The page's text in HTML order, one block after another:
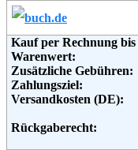
Soziale Kanäle:
Weiterführende
Informationen:
Kauf per Rechnung bis
Warenwert:
Zusätzliche Gebühren:
Zahlungsziel:
Versandkosten (DE):
Rückgaberecht: